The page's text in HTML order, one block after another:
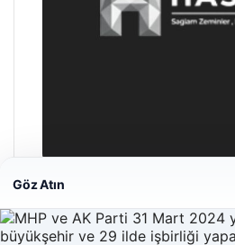
Enes Kaplan Avukatlık Bürosu
28/04/2026
Göz Atın